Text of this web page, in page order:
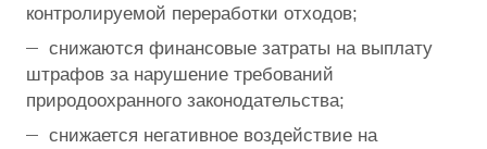
контролируемой переработки отходов;
снижаются финансовые затраты на выплату
штрафов за нарушение требований
природоохранного законодательства;
снижается негативное воздействие на